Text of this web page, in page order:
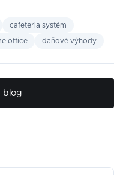
cafeteria systém
office daňové výhody
blog